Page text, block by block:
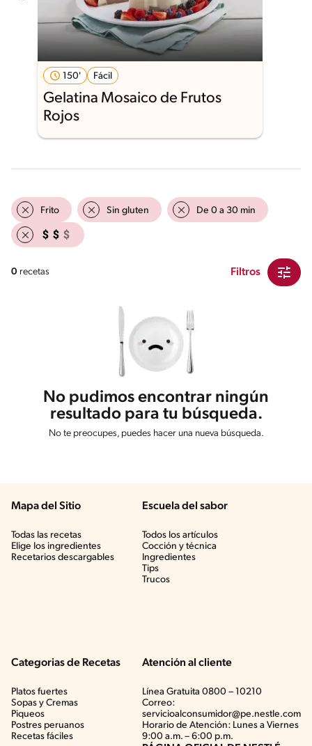
150' Fácil
Gelatina Mosaico de Frutos
Rojos
Frito Sin gluten De 0 a 30 min
0 recetas Filtros
No pudimos encontrar ningún
resultado para tu búsqueda.
No te preocupes, puedes hacer una nueva búsqueda.
Mapa del Sitio
Todas las recetas
Elige los ingredientes
Recetarios descargables
Escuela del sabor
Todos los artículos
Cocción y técnica
Ingredientes
Tips
Trucos
Categorias de Recetas
Platos fuertes
Sopas y Cremas
Piqueos
Postres peruanos
Recetas fáciles
Atención al cliente
Línea Gratuita 0800 – 10210
Correo:
servicioalconsumidor@pe.nestle.com
Horario de Atención: Lunes a Viernes
9:00 a.m. – 6:00 p.m.